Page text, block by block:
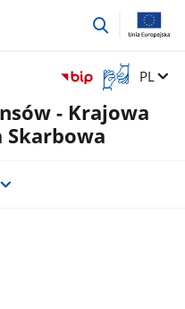
przejdź
Otwórz
okno
z
tłumaczem
Zmień
PL
- Krajowa